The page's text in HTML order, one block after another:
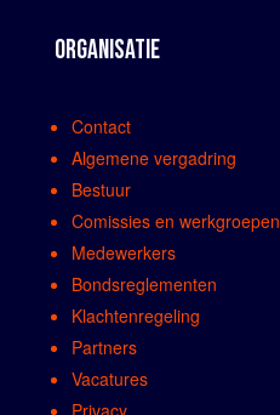
ORGANISATIE
Contact
Algemene vergadring
Bestuur
Comissies en werkgroepen
Medewerkers
Bondsreglementen
Klachtenregeling
Partners
Vacatures